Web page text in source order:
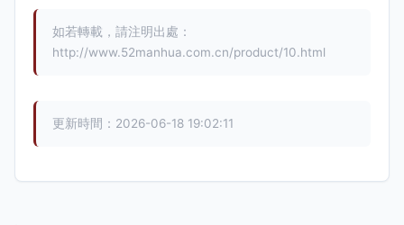
如若轉載，請注明出處：
http://www.52manhua.com.cn/product/10.html
更新時間：2026-06-18 19:02:11